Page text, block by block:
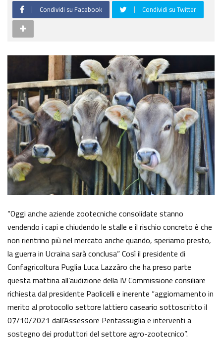
Condividi su Facebook Condividi su Twitter
“Oggi anche aziende zootecniche consolidate stanno
vendendo i capi e chiudendo le stalle e il rischio concreto è che
non rientrino più nel mercato anche quando, speriamo presto,
la guerra in Ucraina sarà conclusa” Così il presidente di
Confagricoltura Puglia Luca Lazzàro che ha preso parte
questa mattina all’audizione della IV Commissione consiliare
richiesta dal presidente Paolicelli e inerente “aggiornamento in
merito al protocollo settore lattiero caseario sottoscritto il
07/10/2021 dall’Assessore Pentassuglia e interventi a
sostegno dei produttori del settore agro-zootecnico”.